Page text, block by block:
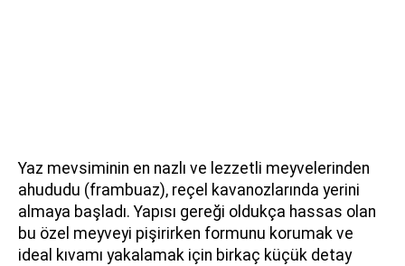
Yaz mevsiminin en nazlı ve lezzetli meyvelerinden
ahududu (frambuaz), reçel kavanozlarında yerini
almaya başladı. Yapısı gereği oldukça hassas olan
bu özel meyveyi pişirirken formunu korumak ve
ideal kıvamı yakalamak için birkaç küçük detay